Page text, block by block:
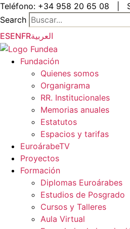
Saltar
al
contenido
Teléfono: +34 958 20 65 08
Search
ESENFRالعربية
Fundación
Quienes somos
Organigrama
RR. Institucionales
Memorias anuales
Estatutos
Espacios y tarifas
EuroárabeTV
Proyectos
Formación
Diplomas Euroárabes
Estudios de Posgrado
Cursos y Talleres
Aula Virtual